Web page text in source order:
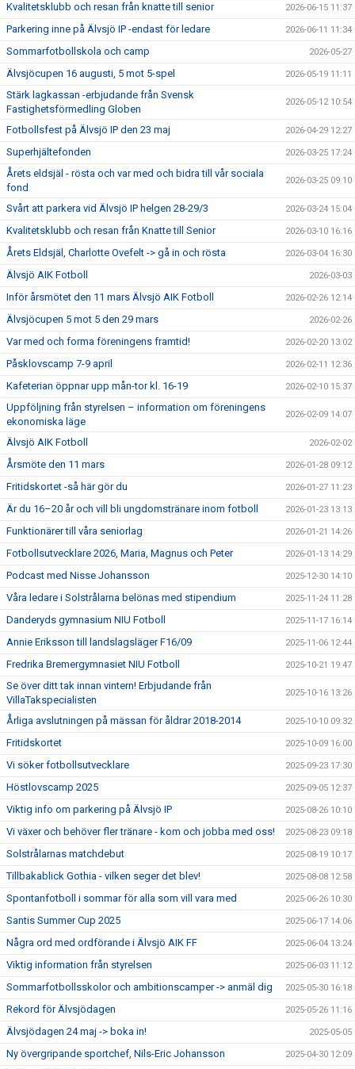
Kvalitetsklubb och resan från knatte till senior 2026-06-15 11:37
Parkering inne på Älvsjö IP -endast för ledare 2026-06-11 11:34
Sommarfotbollskola och camp 2026-05-27
Älvsjöcupen 16 augusti, 5 mot 5-spel 2026-05-19 11:11
Stärk lagkassan -erbjudande från Svensk
Fastighetsförmedling Globen
2026-05-12 10:54
Fotbollsfest på Älvsjö IP den 23 maj 2026-04-29 12:27
Superhjältefonden 2026-03-25 17:24
Årets eldsjäl - rösta och var med och bidra till vår sociala
fond
2026-03-25 09:10
Svårt att parkera vid Älvsjö IP helgen 28-29/3 2026-03-24 15:04
Kvalitetsklubb och resan från Knatte till Senior 2026-03-10 16:16
Årets Eldsjäl, Charlotte Ovefelt -> gå in och rösta 2026-03-04 16:30
Älvsjö AIK Fotboll 2026-03-03
Inför årsmötet den 11 mars Älvsjö AIK Fotboll 2026-02-26 12:14
Älvsjöcupen 5 mot 5 den 29 mars 2026-02-26
Var med och forma föreningens framtid! 2026-02-20 13:02
Påsklovscamp 7-9 april 2026-02-11 12:36
Kafeterian öppnar upp mån-tor kl. 16-19 2026-02-10 15:37
Uppföljning från styrelsen – information om föreningens
ekonomiska läge
2026-02-09 14:07
Älvsjö AIK Fotboll 2026-02-02
Årsmöte den 11 mars 2026-01-28 09:12
Fritidskortet -så här gör du 2026-01-27 11:23
Är du 16–20 år och vill bli ungdomstränare inom fotboll 2026-01-23 13:13
Funktionärer till våra seniorlag 2026-01-21 14:26
Fotbollsutvecklare 2026, Maria, Magnus och Peter 2026-01-13 14:29
Podcast med Nisse Johansson 2025-12-30 14:10
Våra ledare i Solstrålarna belönas med stipendium 2025-11-24 11:28
Danderyds gymnasium NIU Fotboll 2025-11-17 16:14
Annie Eriksson till landslagsläger F16/09 2025-11-06 12:44
Fredrika Bremergymnasiet NIU Fotboll 2025-10-21 19:47
Se över ditt tak innan vintern! Erbjudande från
VillaTakspecialisten
2025-10-16 13:26
Årliga avslutningen på mässan för åldrar 2018-2014 2025-10-10 09:32
Fritidskortet 2025-10-09 16:00
Vi söker fotbollsutvecklare 2025-09-23 17:30
Höstlovscamp 2025 2025-09-05 12:37
Viktig info om parkering på Älvsjö IP 2025-08-26 10:10
Vi växer och behöver fler tränare - kom och jobba med oss! 2025-08-23 09:18
Solstrålarnas matchdebut 2025-08-19 10:17
Tillbakablick Gothia - vilken seger det blev! 2025-08-08 12:58
Spontanfotboll i sommar för alla som vill vara med 2025-06-26 10:30
Santis Summer Cup 2025 2025-06-17 14:06
Några ord med ordförande i Älvsjö AIK FF 2025-06-04 13:24
Viktig information från styrelsen 2025-06-03 11:12
Sommarfotbollsskolor och ambitionscamper -> anmäl dig 2025-05-30 16:18
Rekord för Älvsjödagen 2025-05-26 11:16
Älvsjödagen 24 maj -> boka in! 2025-05-05
Ny övergripande sportchef, Nils-Eric Johansson 2025-04-30 12:09